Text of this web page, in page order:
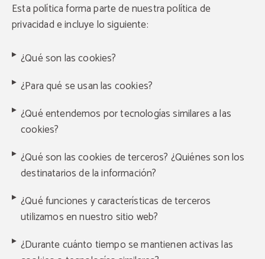
Esta política forma parte de nuestra política de
privacidad e incluye lo siguiente:
¿Qué son las cookies?
¿Para qué se usan las cookies?
¿Qué entendemos por tecnologías similares a las
cookies?
¿Qué son las cookies de terceros? ¿Quiénes son los
destinatarios de la información?
¿Qué funciones y características de terceros
utilizamos en nuestro sitio web?
¿Durante cuánto tiempo se mantienen activas las